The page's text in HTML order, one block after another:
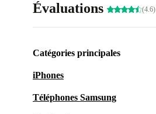
Évaluations (4.6)
Catégories principales
iPhones
Téléphones Samsung